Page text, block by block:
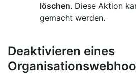
löschen. Diese Aktion
gemacht werden.
Deaktivieren eines